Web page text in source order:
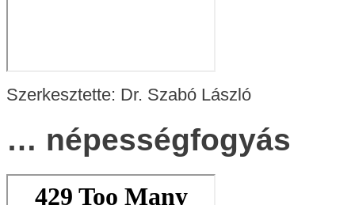
Szerkesztette: Dr. Szabó László
… népességfogyás